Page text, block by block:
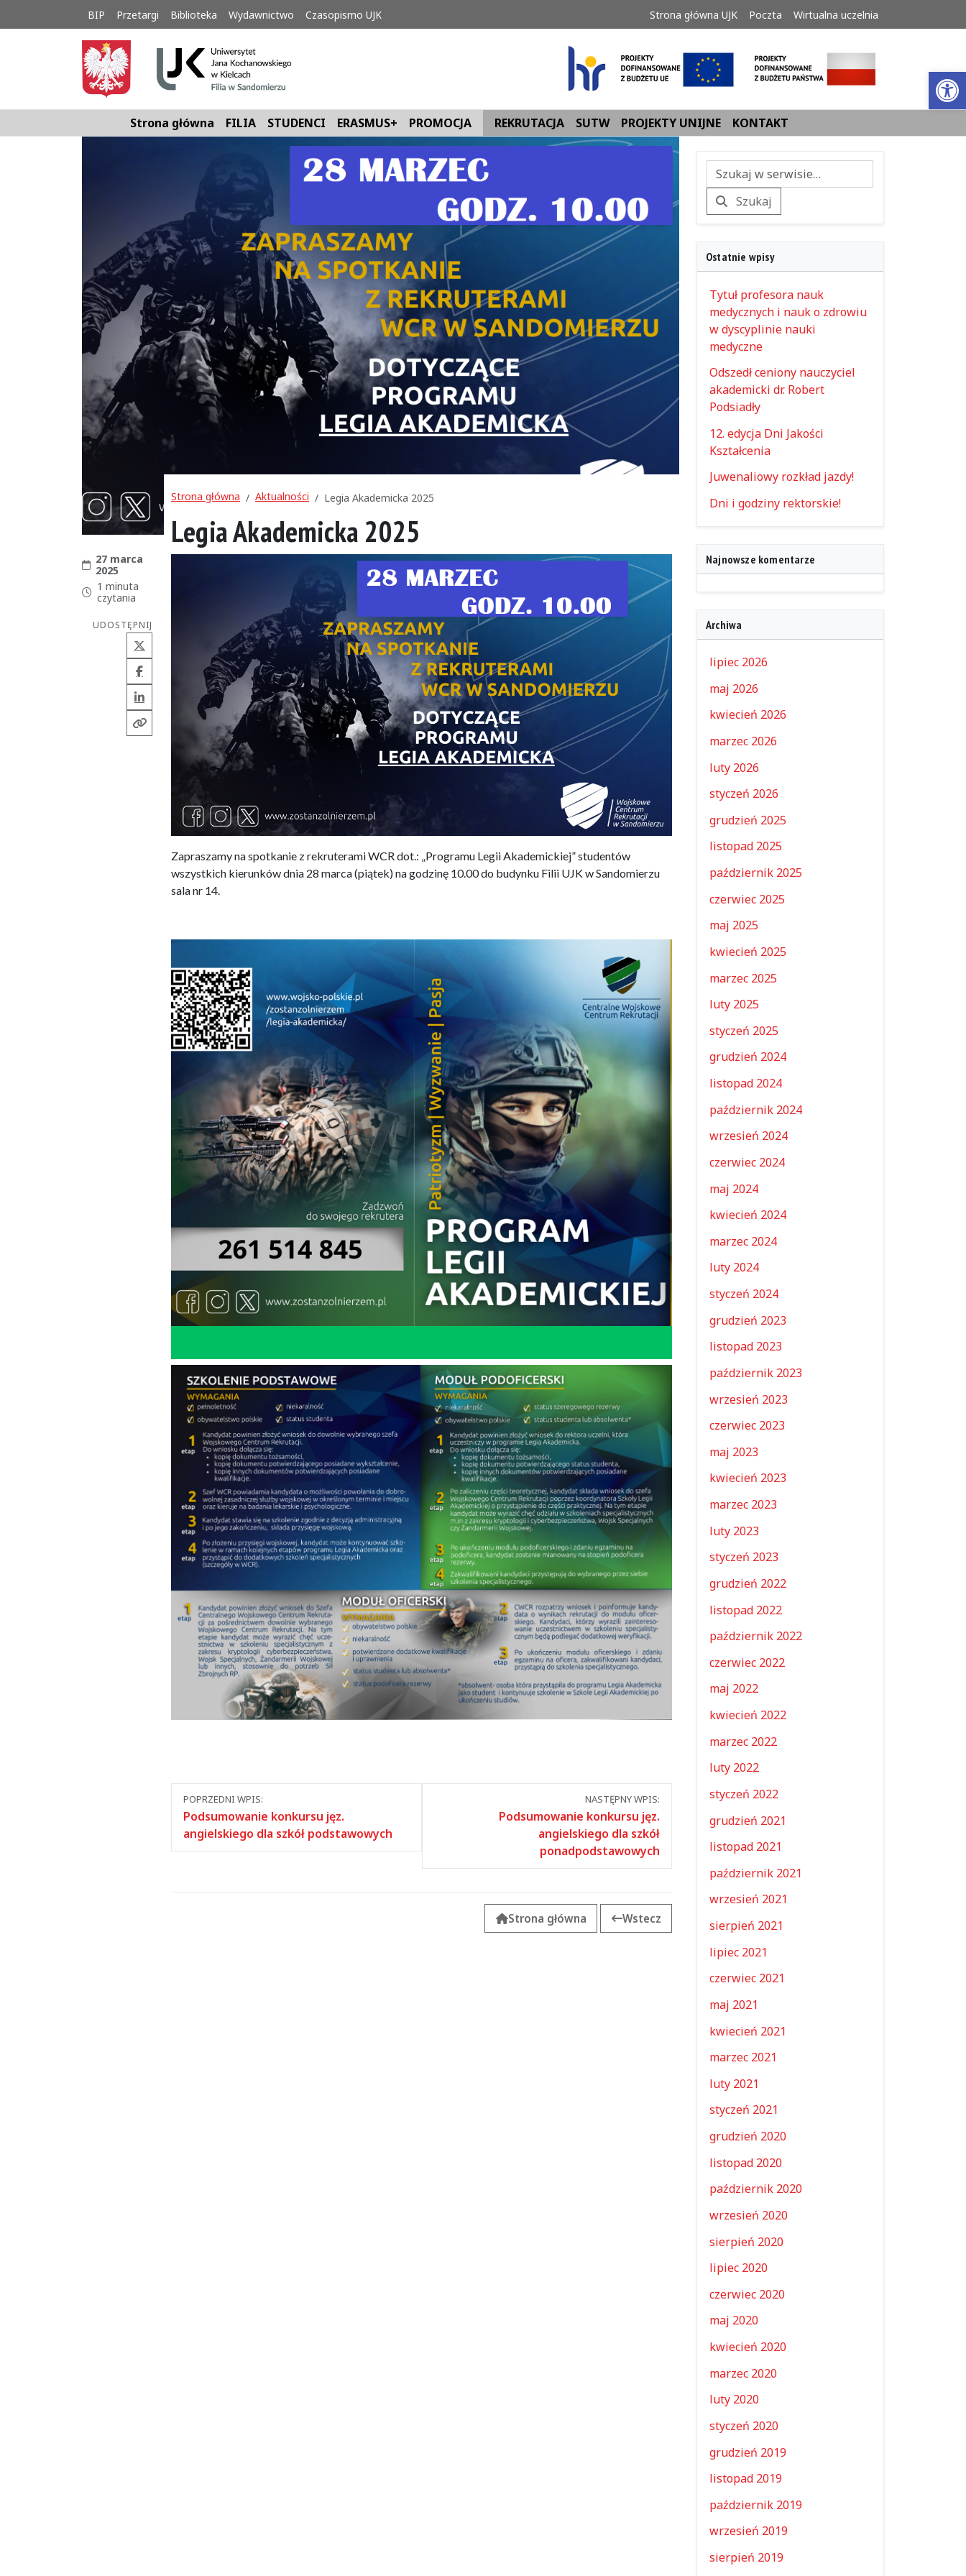
BIP Przetargi Biblioteka Wydawnictwo Czasopismo UJK Strona główna UJK Poczta Wirtualna uczelnia
Strona główna FILIA STUDENCI ERASMUS+ PROMOCJA REKRUTACJA SUTW PROJEKTY UNIJNE KONTAKT
Data publikacji:
27 marca
2025
Czas czytania:
1 minuta
czytania
UDOSTĘPNIJ
X (Twitter)
Facebook
LinkedIn
Kopiuj link
Strona główna Aktualności Legia Akademicka 2025
Legia Akademicka 2025
Zapraszamy na spotkanie z rekruterami WCR dot.: „Programu Legii Akademickiej” studentów
wszystkich kierunków dnia 28 marca (piątek) na godzinę 10.00 do budynku Filii UJK w Sandomierzu
sala nr 14.
Nawigacja
między
wpisami
POPRZEDNI WPIS:
Podsumowanie konkursu jęz.
angielskiego dla szkół podstawowych
NASTĘPNY WPIS:
Podsumowanie konkursu jęz.
angielskiego dla szkół
ponadpodstawowych
Strona główna Wstecz
SzukajSzukaj
Ostatnie wpisy
Tytuł profesora nauk
medycznych i nauk o zdrowiu
w dyscyplinie nauki
medyczne
Odszedł ceniony nauczyciel
akademicki dr. Robert
Podsiadły
12. edycja Dni Jakości
Kształcenia
Juwenaliowy rozkład jazdy!
Dni i godziny rektorskie!
Najnowsze komentarze
Archiwa
lipiec 2026
maj 2026
kwiecień 2026
marzec 2026
luty 2026
styczeń 2026
grudzień 2025
listopad 2025
październik 2025
czerwiec 2025
maj 2025
kwiecień 2025
marzec 2025
luty 2025
styczeń 2025
grudzień 2024
listopad 2024
październik 2024
wrzesień 2024
czerwiec 2024
maj 2024
kwiecień 2024
marzec 2024
luty 2024
styczeń 2024
grudzień 2023
listopad 2023
październik 2023
wrzesień 2023
czerwiec 2023
maj 2023
kwiecień 2023
marzec 2023
luty 2023
styczeń 2023
grudzień 2022
listopad 2022
październik 2022
czerwiec 2022
maj 2022
kwiecień 2022
marzec 2022
luty 2022
styczeń 2022
grudzień 2021
listopad 2021
październik 2021
wrzesień 2021
sierpień 2021
lipiec 2021
czerwiec 2021
maj 2021
kwiecień 2021
marzec 2021
luty 2021
styczeń 2021
grudzień 2020
listopad 2020
październik 2020
wrzesień 2020
sierpień 2020
lipiec 2020
czerwiec 2020
maj 2020
kwiecień 2020
marzec 2020
luty 2020
styczeń 2020
grudzień 2019
listopad 2019
październik 2019
wrzesień 2019
sierpień 2019